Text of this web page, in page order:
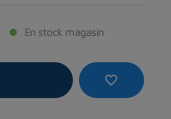
En stock magasin
favorite_border